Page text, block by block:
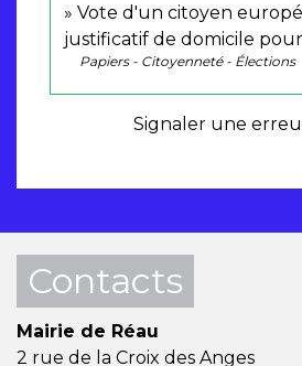
Vote d'un citoyen
justificatif de domicile pour
Papiers - Citoyenneté - Élections
Signaler une
Contacts
Mairie de Réau
2 rue de la Croix des Anges